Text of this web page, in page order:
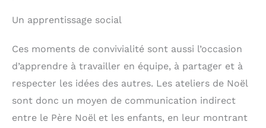
Un apprentissage social
Ces moments de convivialité sont aussi l’occasion
d’apprendre à travailler en équipe, à partager et à
respecter les idées des autres. Les ateliers de Noël
sont donc un moyen de communication indirect
entre le Père Noël et les enfants, en leur montrant